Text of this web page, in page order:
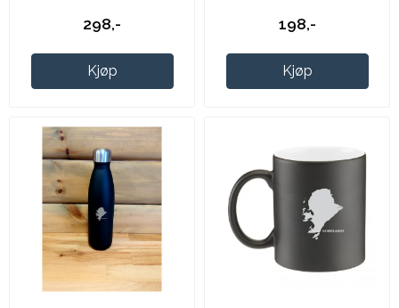
298,-
Kjøp
198,-
Kjøp